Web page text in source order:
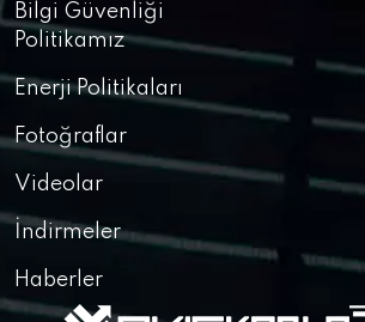
Bilgi Güvenliği
Politikamız
Enerji Politikaları
Fotoğraflar
Videolar
İndirmeler
Haberler